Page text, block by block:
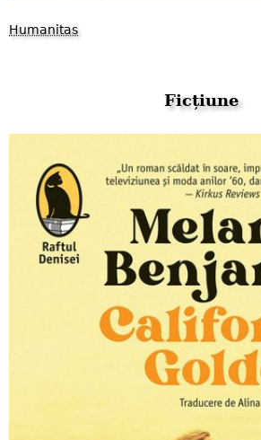
Humanitas
Ficțiune